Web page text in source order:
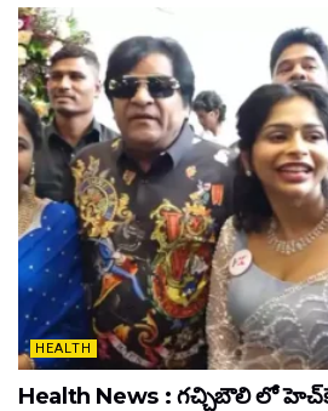
HEALTH
Health News : గచ్చిబౌలి లో